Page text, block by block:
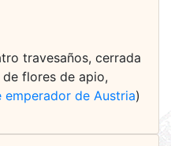
travesaños, cerrada
flores de apio,
emperador de Austria)